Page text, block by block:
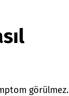
görülmez.